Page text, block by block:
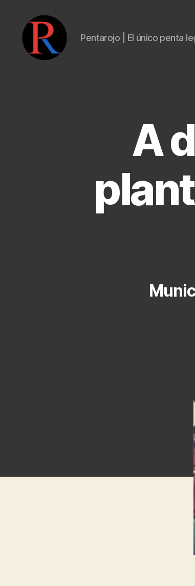
Pentarojo | El único penta
A